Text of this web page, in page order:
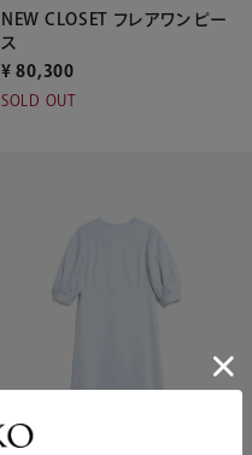
NEW CLOSET フレアワンピー
ス
¥ 80,300
SOLD OUT